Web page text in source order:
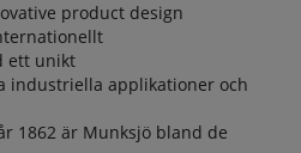
product design
ett unikt
industriella applikationer och
1862 är Munksjö bland de